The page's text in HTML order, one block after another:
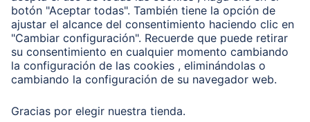
Compañía
Historia de la empresa
Hama en todo el Mundo
Sostenibilidad